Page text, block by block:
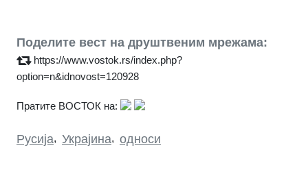
Поделите вест на друштвеним мрежама:
https://www.vostok.rs/index.php?
option=n&idnovost=120928
Пратите ВОСТОК на:
Русија, Украјина, односи